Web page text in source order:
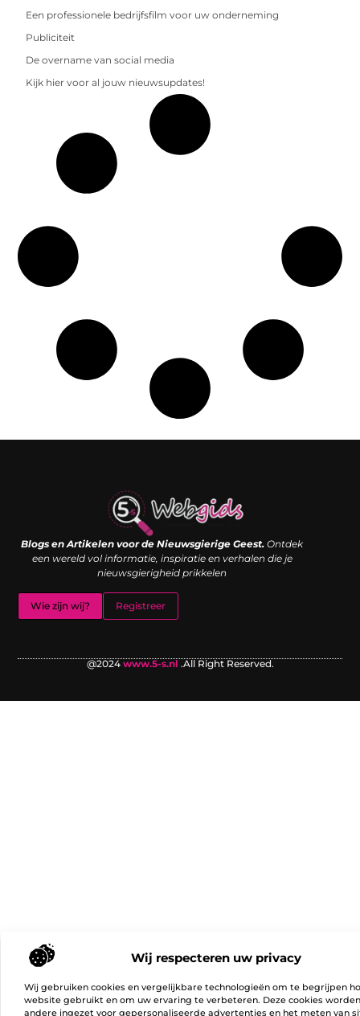
Wij respecteren uw privacy
Wij gebruiken cookies en vergelijkbare technologieën om te begrijpen
website gebruikt en om uw ervaring te verbeteren. Deze cookies
andere ingezet voor gepersonaliseerde advertenties en het meten van
Een professionele bedrijfsfilm voor uw onderneming
Publiciteit
De overname van social media
Kijk hier voor al jouw nieuwsupdates!
Blogs en Artikelen voor de Nieuwsgierige Geest. Ontdek
een wereld vol informatie, inspiratie en verhalen die je
nieuwsgierigheid prikkelen
Wie zijn wij? Registreer
@2024 www.5-s.nl .All Right Reserved.